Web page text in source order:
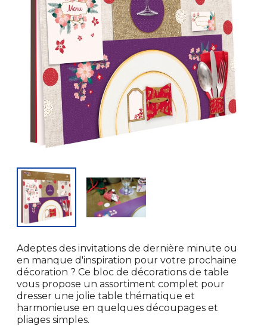
Adeptes des invitations de dernière minute ou
en manque d'inspiration pour votre prochaine
décoration ? Ce bloc de décorations de table
vous propose un assortiment complet pour
dresser une jolie table thématique et
harmonieuse en quelques découpages et
pliages simples.